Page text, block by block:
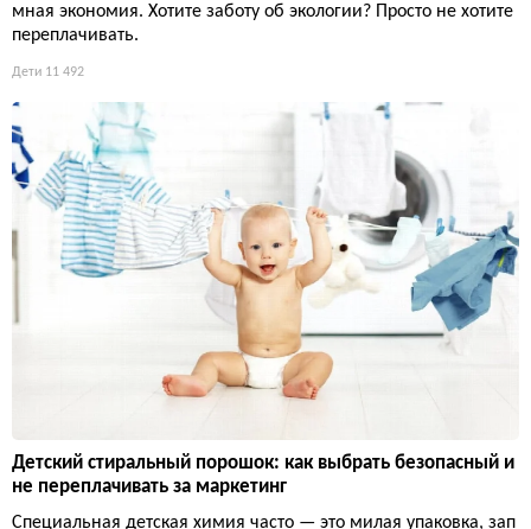
мная экономия. Хотите заботу об экологии? Просто не хотите
переплачивать.
Дети 11 492
Детский стиральный порошок: как выбрать безопасный и
не переплачивать за маркетинг
Специальная детская химия часто — это милая упаковка, зап